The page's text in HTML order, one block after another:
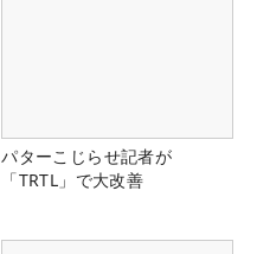
パターこじらせ記者が
「TRTL」で大改善